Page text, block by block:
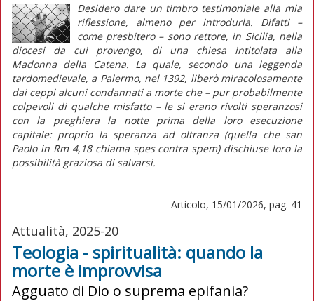
Desidero dare un timbro testimoniale alla mia
riflessione, almeno per introdurla. Difatti –
come presbitero – sono rettore, in Sicilia, nella
diocesi da cui provengo, di una chiesa intitolata alla
Madonna della Catena. La quale, secondo una leggenda
tardomedievale, a Palermo, nel 1392, liberò miracolosamente
dai ceppi alcuni condannati a morte che – pur probabilmente
colpevoli di qualche misfatto – le si erano rivolti speranzosi
con la preghiera la notte prima della loro esecuzione
capitale: proprio la speranza ad oltranza (quella che san
Paolo in Rm 4,18 chiama spes contra spem) dischiuse loro la
possibilità graziosa di salvarsi.
Articolo, 15/01/2026, pag. 41
Attualità, 2025-20
Teologia - spiritualità: quando la
morte è improvvisa
Agguato di Dio o suprema epifania?